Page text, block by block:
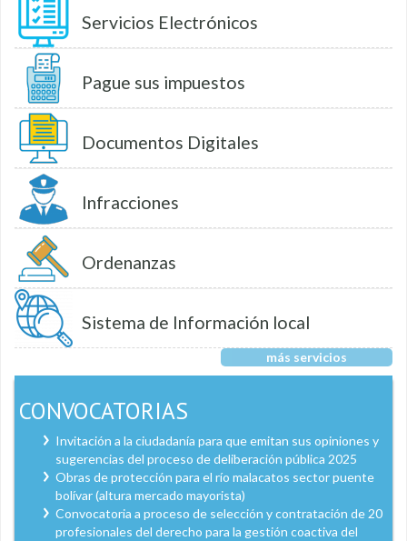
Servicios Electrónicos
Pague sus impuestos
Documentos Digitales
Infracciones
Ordenanzas
Sistema de Información local
más servicios
CONVOCATORIAS
Invitación a la ciudadanía para que emitan sus opiniones y
sugerencias del proceso de deliberación pública 2025
Obras de protección para el río malacatos sector puente
bolívar (altura mercado mayorista)
Convocatoria a proceso de selección y contratación de 20
profesionales del derecho para la gestión coactiva del